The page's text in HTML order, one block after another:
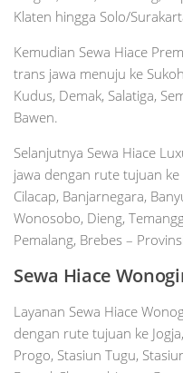
Klaten hingga Solo/
Kemudian Sewa Hiace
trans jawa menuju ke
Kudus, Demak, Salatiga,
Bawen.
Selanjutnya Sewa Hiace
jawa dengan rute tujuan
Cilacap, Banjarnegara,
Wonosobo, Dieng,
Pemalang, Brebes –
Sewa Hiace
Layanan Sewa Hiace
dengan rute tujuan ke
Progo, Stasiun Tugu,